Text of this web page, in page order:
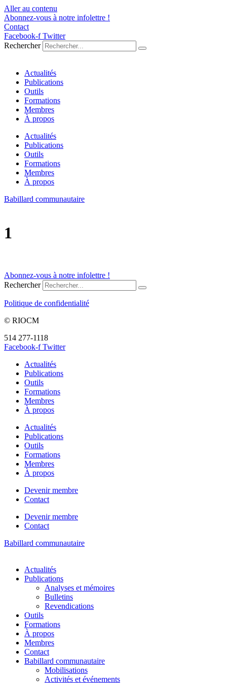
Aller au contenu
Abonnez-vous à notre infolettre !
Contact
Facebook-f Twitter
Rechercher
Actualités
Publications
Outils
Formations
Membres
À propos
Actualités
Publications
Outils
Formations
Membres
À propos
Babillard communautaire
1
Abonnez-vous à notre infolettre !
Rechercher
Politique de confidentialité
© RIOCM
514 277-1118
Facebook-f Twitter
Actualités
Publications
Outils
Formations
Membres
À propos
Actualités
Publications
Outils
Formations
Membres
À propos
Devenir membre
Contact
Devenir membre
Contact
Babillard communautaire
Actualités
Publications
Analyses et mémoires
Bulletins
Revendications
Outils
Formations
À propos
Membres
Contact
Babillard communautaire
Mobilisations
Activités et événements